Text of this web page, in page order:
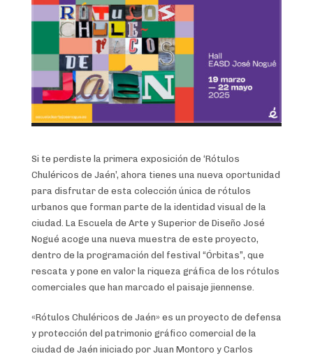
Si te perdiste la primera exposición de ‘Rótulos
Chuléricos de Jaén’, ahora tienes una nueva oportunidad
para disfrutar de esta colección única de rótulos
urbanos que forman parte de la identidad visual de la
ciudad. La Escuela de Arte y Superior de Diseño José
Nogué acoge una nueva muestra de este proyecto,
dentro de la programación del festival “Órbitas”, que
rescata y pone en valor la riqueza gráfica de los rótulos
comerciales que han marcado el paisaje jiennense.
«Rótulos Chuléricos de Jaén» es un proyecto de defensa
y protección del patrimonio gráfico comercial de la
ciudad de Jaén iniciado por Juan Montoro y Carlos